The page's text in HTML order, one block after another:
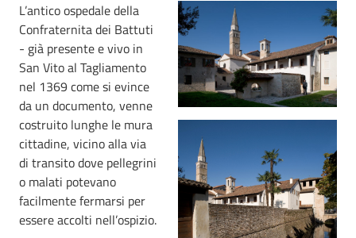
L’antico ospedale della
Confraternita dei Battuti
- già presente e vivo in
San Vito al Tagliamento
nel 1369 come si evince
da un documento, venne
costruito lunghe le mura
cittadine, vicino alla via
di transito dove pellegrini
o malati potevano
facilmente fermarsi per
essere accolti nell’ospizio.